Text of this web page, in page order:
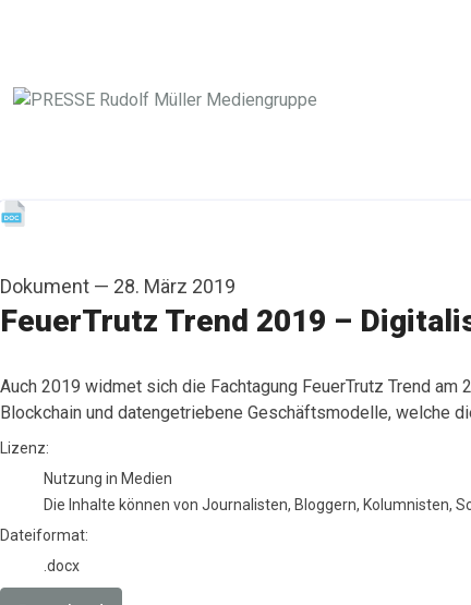
Dokument — 28. März 2019
FeuerTrutz Trend 2019 –
Auch 2019 widmet sich die Fachtagung FeuerTrutz Trend
Blockchain und datengetriebene Geschäftsmodelle, welche
go to media item
Lizenz:
Nutzung in Medien
Die Inhalte können von Journalisten, Bloggern,
Dateiformat:
.docx